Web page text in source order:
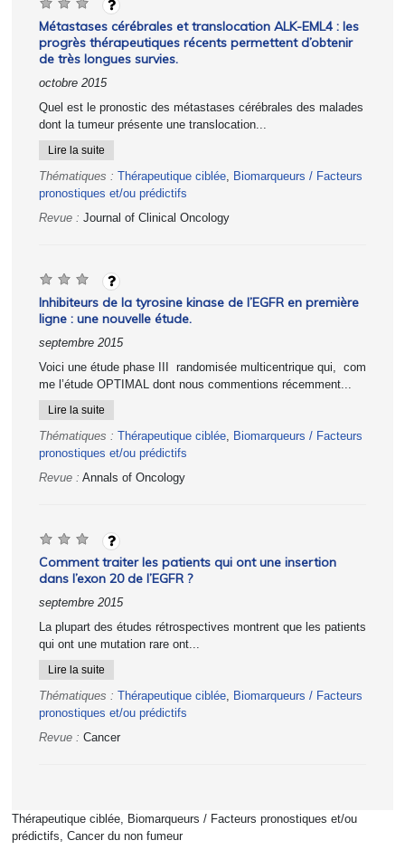
Métastases cérébrales et translocation ALK-EML4 : les
progrès thérapeutiques récents permettent d’obtenir
de très longues survies.
octobre 2015
Quel est le pronostic des métastases cérébrales des malades
dont la tumeur présente une translocation...
Lire la suite
Thématiques : Thérapeutique ciblée, Biomarqueurs / Facteurs
pronostiques et/ou prédictifs
Revue : Journal of Clinical Oncology
Inhibiteurs de la tyrosine kinase de l’EGFR en première
ligne : une nouvelle étude.
septembre 2015
Voici une étude phase III randomisée multicentrique qui, com
me l’étude OPTIMAL dont nous commentions récemment...
Lire la suite
Thématiques : Thérapeutique ciblée, Biomarqueurs / Facteurs
pronostiques et/ou prédictifs
Revue : Annals of Oncology
Comment traiter les patients qui ont une insertion
dans l’exon 20 de l’EGFR ?
septembre 2015
La plupart des études rétrospectives montrent que les patients
qui ont une mutation rare ont...
Lire la suite
Thématiques : Thérapeutique ciblée, Biomarqueurs / Facteurs
pronostiques et/ou prédictifs
Revue : Cancer
Thérapeutique ciblée, Biomarqueurs / Facteurs pronostiques et/ou
prédictifs, Cancer du non fumeur